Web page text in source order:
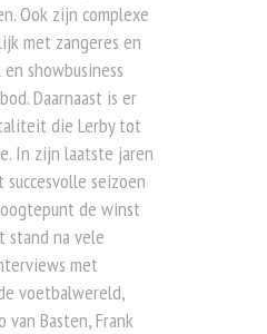
Ook zijn complexe
met zangeres en
showbusiness
Daarnaast is er
die Lerby tot
In zijn laatste jaren
seizoen
de winst
stand na vele
met
voetbalwereld,
Basten, Frank